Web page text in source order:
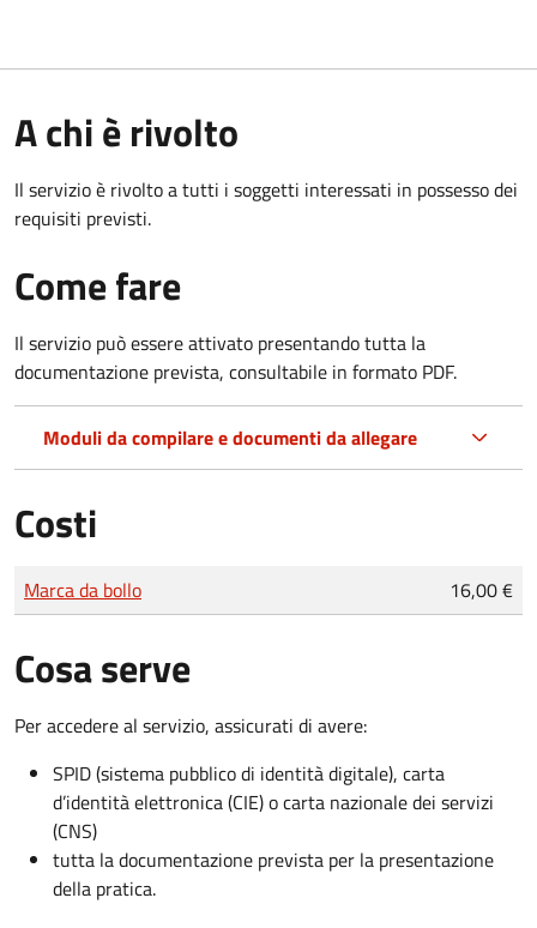
A chi è rivolto
Il servizio è rivolto a tutti i soggetti interessati in possesso dei
requisiti previsti.
Come fare
Il servizio può essere attivato presentando tutta la
documentazione prevista, consultabile in formato PDF.
Moduli da compilare e documenti da allegare
Costi
Tipo di pagamento
Importo
Marca da bollo 16,00 €
Cosa serve
Per accedere al servizio, assicurati di avere:
SPID (sistema pubblico di identità digitale), carta
d’identità elettronica (CIE) o carta nazionale dei servizi
(CNS)
tutta la documentazione prevista per la presentazione
della pratica.